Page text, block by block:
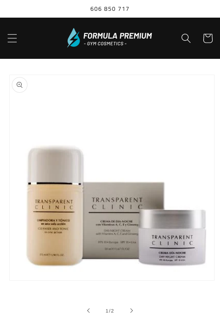
al contenido
606 850 717
Carrito
a la
información
1/de
2